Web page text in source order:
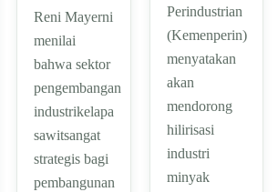
Reni Mayerni
menilai
bahwa sektor
pengembangan
industrikelapa
sawitsangat
strategis bagi
pembangunan
Perindustrian
(Kemenperin)
menyatakan
akan
mendorong
hilirisasi
industri
minyak